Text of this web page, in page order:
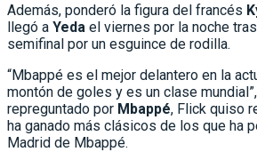
Además, ponderó la figura del francés
llegó a Yeda el viernes por la noche
semifinal por un esguince de rodilla.
“Mbappé es el mejor delantero en la
montón de goles y es un clase
repreguntado por Mbappé, Flick quiso
ha ganado más clásicos de los que ha
Madrid de Mbappé.